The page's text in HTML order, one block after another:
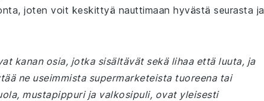
joten voit keskittyä nauttimaan hyvästä seurasta ja
kanan osia, jotka sisältävät sekä lihaa että luuta, ja
ne useimmista supermarketeista tuoreena tai
mustapippuri ja valkosipuli, ovat yleisesti